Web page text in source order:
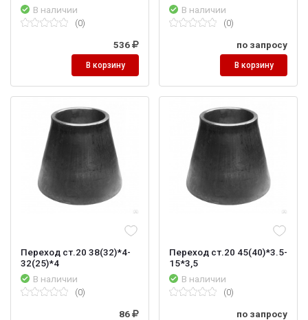
В наличии
(0)
536
В корзину
В наличии
(0)
по запросу
В корзину
Переход ст.20 38(32)*4-
32(25)*4
В наличии
(0)
86
Переход ст.20 45(40)*3.5-
15*3,5
В наличии
(0)
по запросу